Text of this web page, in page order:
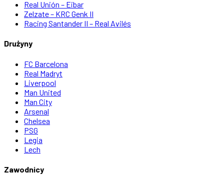
Real Unión – Eibar
Zelzate – KRC Genk II
Racing Santander II – Real Avilés
Drużyny
FC Barcelona
Real Madryt
Liverpool
Man United
Man City
Arsenal
Chelsea
PSG
Legia
Lech
Zawodnicy